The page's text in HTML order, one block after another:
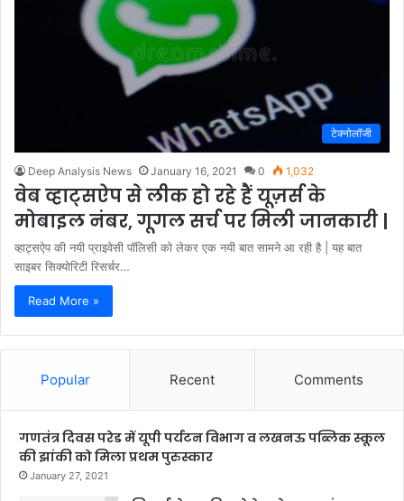
टेक्नोलॉजी
Deep Analysis News January 16, 2021 0 1,032
वेब व्हाट्सऐप से लीक हो रहे हैं यूज़र्स के
मोबाइल नंबर, गूगल सर्च पर मिली जानकारी |
व्हाट्सऐप की नयी प्राइवेसी पॉलिसी को लेकर एक नयी बात सामने आ रही है | यह बात
साइबर सिक्योरिटी रिसर्चर…
Read More »
Popular Recent Comments
गणतंत्र दिवस परेड में यूपी पर्यटन विभाग व लखनऊ पब्लिक स्कूल
की झांकी को मिला प्रथम पुरुस्कार
January 27, 2021